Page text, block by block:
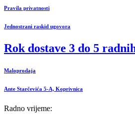
Pravila privatnosti
Jednostrani raskid ugovora
Rok dostave 3 do 5
Maloprodaja
Ante Starčevića 5-A, Koprivnica
Radno vrijeme: